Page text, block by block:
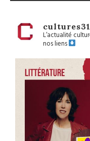
cultures31
L’actualité
nos liens